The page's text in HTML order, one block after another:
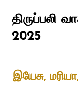
திருப்பலி
2025
இயேசு,